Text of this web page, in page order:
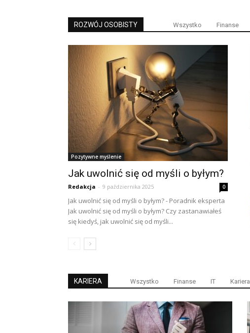
ROZWÓJ OSOBISTY Wszystko Finanse
Pozytywne myślenie
Jak uwolnić się od myśli o byłym?
Redakcja - 9 października 2025 0
Jak uwolnić się od myśli o byłym? - Poradnik eksperta
Jak uwolnić się od myśli o byłym? Czy zastanawiałeś
się kiedyś, jak uwolnić się od myśli...
KARIERA Wszystko Finanse IT Kariera